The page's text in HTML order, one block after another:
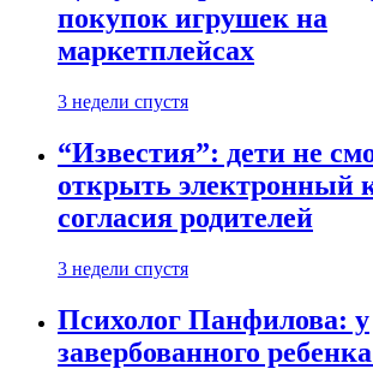
покупок игрушек на
маркетплейсах
3 недели спустя
“Известия”: дети не
открыть электронный
согласия родителей
3 недели спустя
Психолог Панфилова: у
завербованного